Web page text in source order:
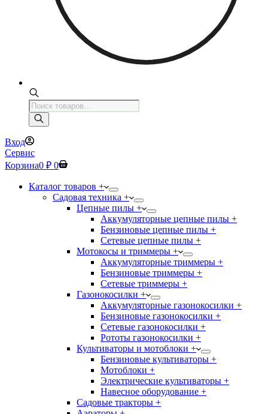
Поиск
товаров
Вход
Сервис
Корзина0 ₽ 0
Каталог товаров +
Садовая техника +
Цепные пилы +
Аккумуляторные цепные пилы +
Бензиновые цепные пилы +
Сетевые цепные пилы +
Мотокосы и триммеры +
Аккумуляторные триммеры +
Бензиновые триммеры +
Сетевые триммеры +
Газонокосилки +
Аккумуляторные газонокосилки +
Бензиновые газонокосилки +
Сетевые газонокосилки +
Рототы газонокосилки +
Культиваторы и мотоблоки +
Бензиновые культиваторы +
Мотоблоки +
Электрические культиваторы +
Навесное оборудование +
Садовые тракторы +